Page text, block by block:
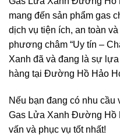
mang đến sản phẩm gas
dịch vụ tiện ích, an toàn
phương châm “Uy tín –
Xanh đã và đang là sự
hàng tại Đường Hồ Hảo
Nếu bạn đang có nhu
Gas Lửa Xanh Đường Hồ
vấn và phục vụ tốt nhất!